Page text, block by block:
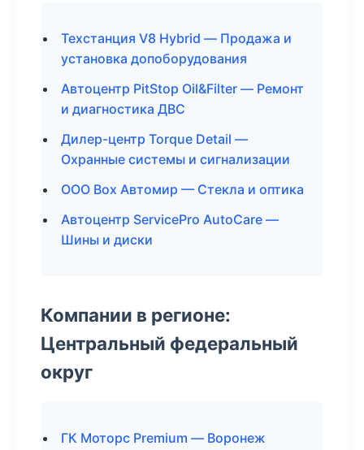
Техстанция V8 Hybrid — Продажа и
установка допоборудования
Автоцентр PitStop Oil&Filter — Ремонт
и диагностика ДВС
Дилер-центр Torque Detail —
Охранные системы и сигнализации
ООО Box Автомир — Стекла и оптика
Автоцентр ServicePro AutoCare —
Шины и диски
Компании в регионе:
Центральный федеральный
округ
ГК Моторс Premium — Воронеж